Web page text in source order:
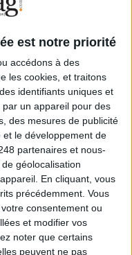
est notre priorité
accédons à des
les cookies, et traitons
identifiants uniques et
un appareil pour des
des mesures de publicité
le développement de
partenaires et nous-
géolocalisation
En cliquant, vous
précédemment. Vous
consentement ou
et modifier vos
noter que certains
peuvent ne pas
?
les articles
CV